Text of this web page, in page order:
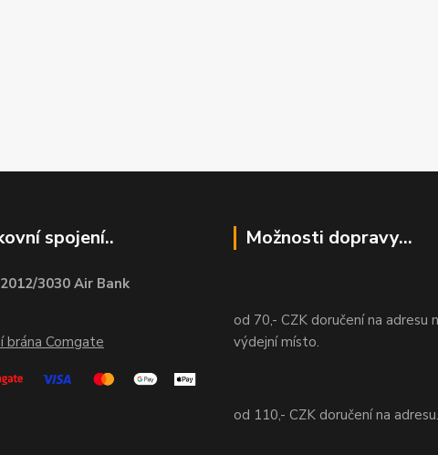
spojení..
3030 Air Bank
brána Comgate
Možnosti dopravy...
od 70,- CZK doručení na adresu
výdejní místo.
od 110,- CZK doručení na adresu.